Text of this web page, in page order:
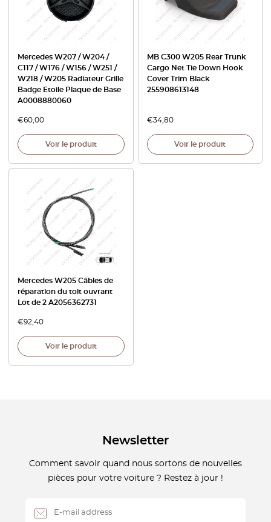
Mercedes W207 / W204 /
C117 / W176 / W156 / W251 /
W218 / W205 Radiateur Grille
Badge Etoile Plaque de Base
A0008880060
€60,00
Voir le produit
MB C300 W205 Rear Trunk
Cargo Net Tie Down Hook
Cover Trim Black
255908613148
€34,80
Voir le produit
Mercedes W205 Câbles de
réparation du toit ouvrant
Lot de 2 A2056362731
€92,40
Voir le produit
Newsletter
Comment savoir quand nous sortons de nouvelles
pièces pour votre voiture ? Restez à jour !